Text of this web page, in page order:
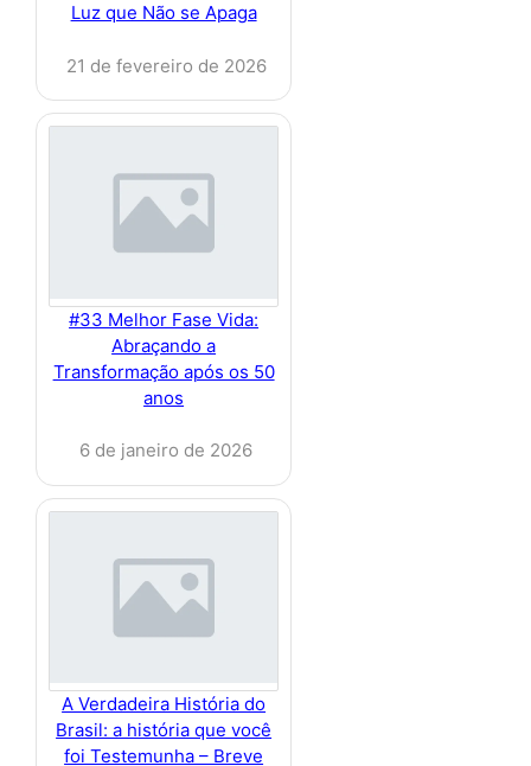
Luz que Não se Apaga
21 de fevereiro de 2026
#33 Melhor Fase Vida:
Abraçando a
Transformação após os 50
anos
6 de janeiro de 2026
A Verdadeira História do
Brasil: a história que você
foi Testemunha – Breve